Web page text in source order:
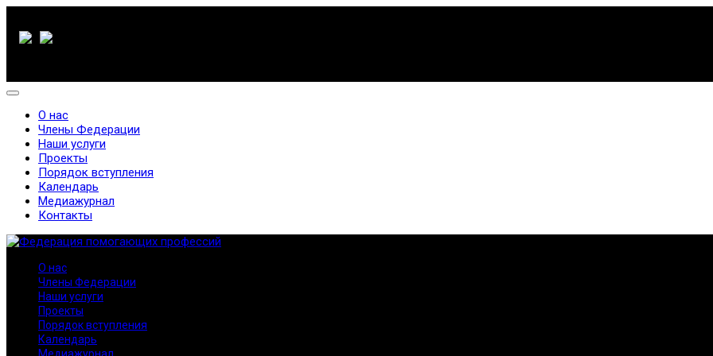
О нас
Члены Федерации
Наши услуги
Проекты
Порядок вступления
Календарь
Медиажурнал
Контакты
О нас
Члены Федерации
Наши услуги
Проекты
Порядок вступления
Календарь